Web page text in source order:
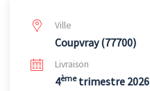
Ville
Coupvray (77700)
Livraison
4èmetrimestre 2026